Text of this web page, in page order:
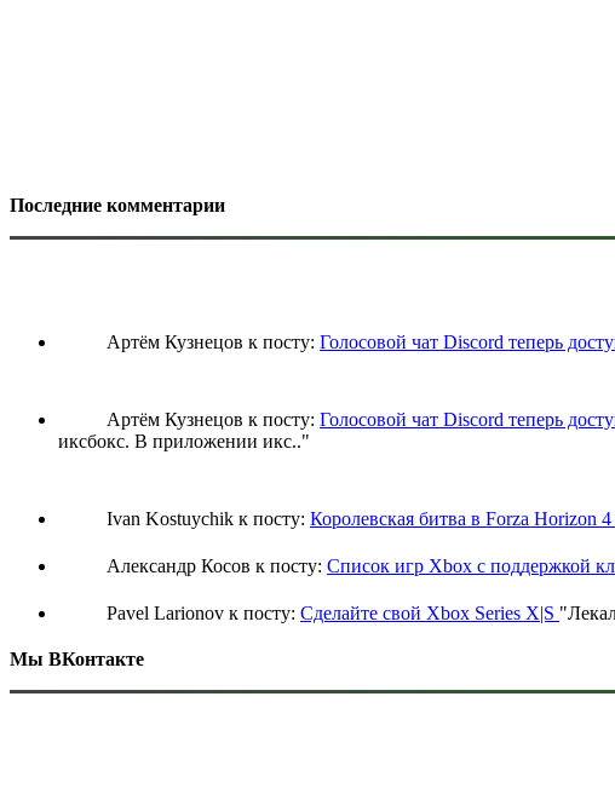
Последние комментарии
Артём Кузнецов к посту: Голосовой чат Discord теперь
Артём Кузнецов к посту: Голосовой чат Discord теперь
иксбокс. В приложении икс.."
Ivan Kostuychik к посту: Королевская битва в Forza Horizon 4
Александр Косов к посту: Список игр Xbox c поддержкой
Pavel Larionov к посту: Сделайте свой Xbox Series X|S "
Мы ВКонтакте